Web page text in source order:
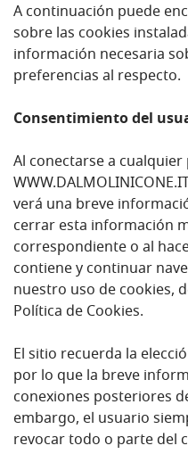
A continuación puede
sobre las cookies
información necesaria
preferencias al respecto.
Consentimiento del
Al conectarse a
verá una breve
cerrar esta información
correspondiente o al
contiene y continuar
nuestro uso de cookies,
Política de Cookies.
El sitio recuerda la
por lo que la breve
conexiones posteriores
embargo, el usuario
revocar todo o parte del